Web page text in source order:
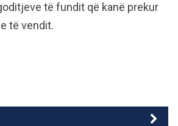
të fundit që kanë prekur
të vendit.